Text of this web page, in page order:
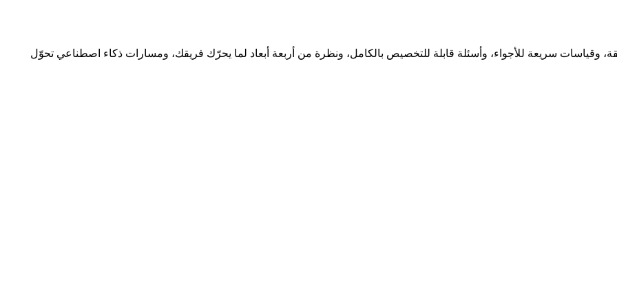
وقياسات سريعة للأجواء، وأسئلة قابلة للتخصيص بالكامل، ونظرة من أربعة أبعاد لما يحرّك فريقك، ومسارات ذكاء اصطناعي تحوّل